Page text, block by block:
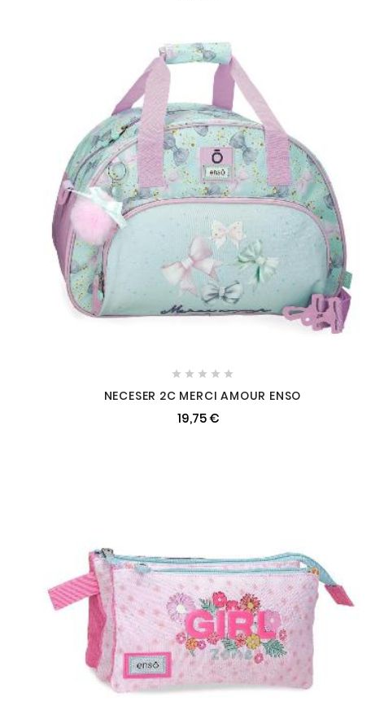
    
NECESER 2C MERCI AMOUR ENSO
19,75 €